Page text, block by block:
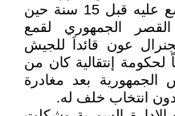
المرة على خلاف ما كان الوضع عليه قبل 15 سنة حين
الجمهوري لقمع
عون قائداَ للجيش
لحكومة إنتقالية كان من
الجمهورية بعد مغادرة
انتخاب خلف له.